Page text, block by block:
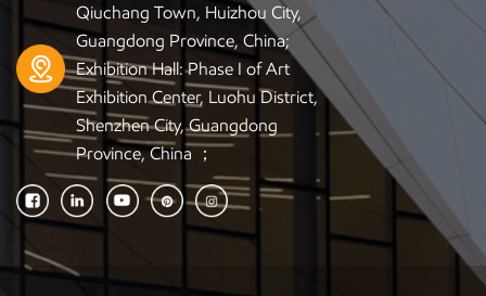
Qiuchang Town, Huizhou City,
Guangdong Province, China;
Exhibition Hall: Phase I of Art
Exhibition Center, Luohu District,
Shenzhen City, Guangdong
Province, China ；